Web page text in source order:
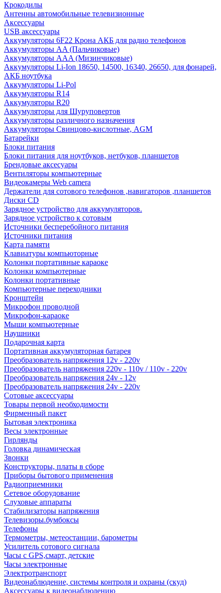
Крокодилы
Антенны автомобильные телевизионные
Аксессуары
USB аксессуары
Аккумуляторы 6F22 Крона АКБ для радио телефонов
Аккумуляторы AA (Пальчиковые)
Аккумуляторы AAA (Мизинчиковые)
Аккумуляторы Li-Ion 18650, 14500, 16340, 26650, для фонарей,
АКБ ноутбука
Аккумуляторы Li-Pol
Аккумуляторы R14
Аккумуляторы R20
Аккумуляторы для Шуруповертов
Аккумуляторы различного назначения
Аккумуляторы Свинцово-кислотные, AGM
Батарейки
Блоки питания
Блоки питания для ноутбуков, нетбуков, планшетов
Брендовые аксесуары
Вентиляторы компьютерные
Видеокамеры Web camera
Держатели для сотового телефонов ,навигаторов ,планшетов
Диски CD
Зарядное устройство для аккумуляторов.
Зарядное устройство к сотовым
Источники бесперебойного питания
Источники питания
Карта памяти
Клавиатуры компьюторные
Колонки портативные караоке
Колонки компьютерные
Колонки портативные
Компьютерные переходники
Кронштейн
Микрофон проводной
Микрофон-караоке
Мыши компьютерные
Наушники
Подарочная карта
Портативная аккумуляторная батарея
Преобразователь напряжения 12v - 220v
Преобразователь напряжения 220v - 110v / 110v - 220v
Преобразователь напряжения 24v - 12v
Преобразователь напряжения 24v - 220v
Сотовые аксессуары
Товары первой необходимости
Фирменный пакет
Бытовая электроника
Весы электронные
Гирлянды
Головка динамическая
Звонки
Конструкторы, платы в сборе
Приборы бытового применения
Радиоприемники
Сетевое оборудование
Слуховые аппараты
Стабилизаторы напряжения
Телевизоры.бумбоксы
Телефоны
Термометры, метеостанции, барометры
Усилитель сотового сигнала
Часы с GPS,смарт, детские
Часы электронные
Электротранспорт
Видеонаблюдение, системы контроля и охраны (скуд)
Аксессуары к видеонаблюдению